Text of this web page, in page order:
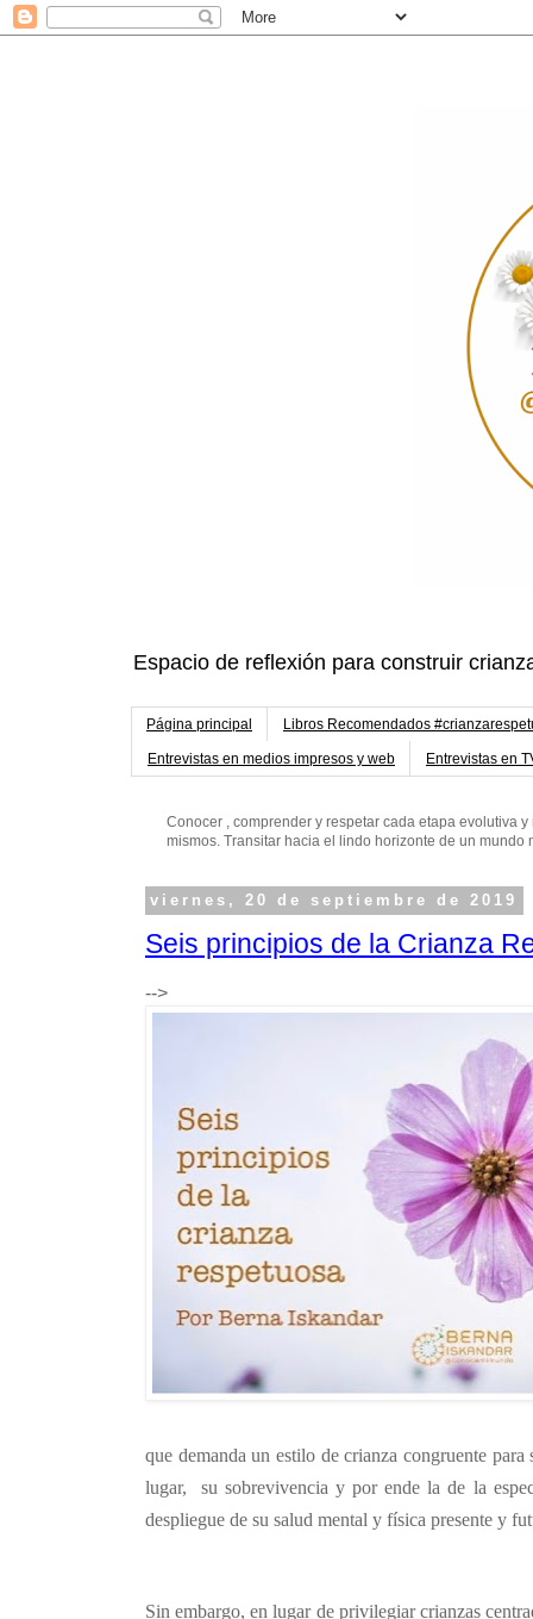
Espacio de reflexión para construir
Página principal Libros Recomendados
Entrevistas en medios impresos y web Entrevistas en
Conocer , comprender y respetar cada etapa evolutiva
mismos. Transitar hacia el lindo horizonte de un mundo
viernes, 20 de septiembre de 2019
Seis principios de la Crianza
-->
que demanda un estilo de crianza congruente
lugar,
su sobrevivencia y por ende la de la
despliegue de su salud mental y física presente y
Sin embargo, en lugar de privilegiar crianzas